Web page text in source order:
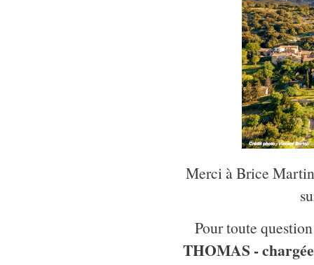
Merci à Brice
Pour toute
THOMAS -